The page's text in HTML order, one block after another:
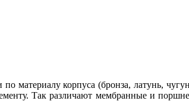
материалу корпуса (бронза, латунь,
Так различают мембранные и